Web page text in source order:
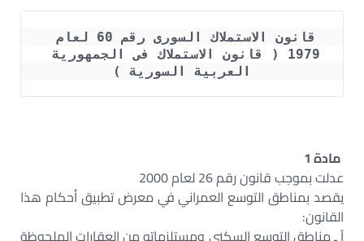
العربية السورية )
مادة 1
عدلت بموجب قانون رقم 26 لعام 2000
يقصد بمناطق التوسع العمراني في معرض تطبيق أحكام هذا
القانون:
آ ـ مناطق التوسع السكني ومستلزماته من العقارات الملحوظة